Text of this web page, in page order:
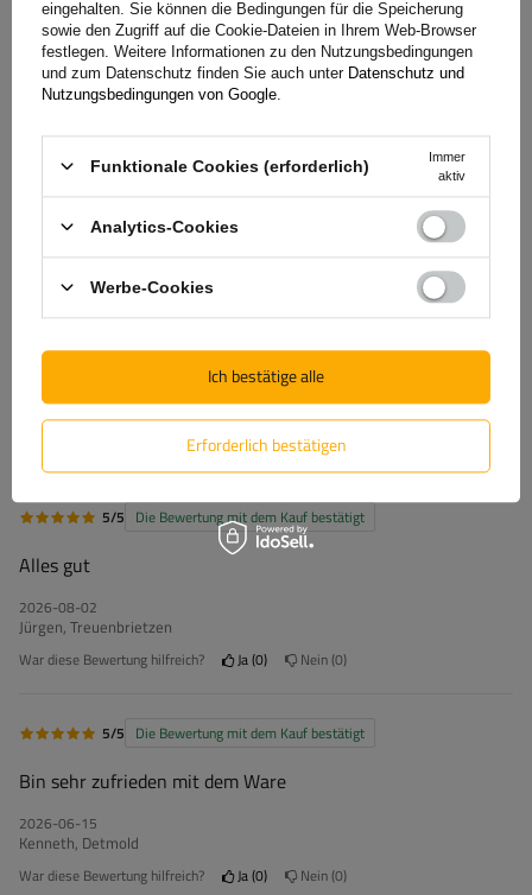
Für Ihre Bewertung erhalten Sie100 Pkt.in
unserem Treueprogramm.
Nur durch Kauf bestätigte Bewertungen anzeigen
(3)
(0)
3
(0)
1
(0)
Klicken Sie auf die Bewertung, um Bewertungen zu filtern
5/5 Die Bewertung mit dem Kauf bestätigt
Alles gut
2026-08-02
Jürgen, Treuenbrietzen
War diese Bewertung hilfreich? Ja 0 Nein 0
5/5 Die Bewertung mit dem Kauf bestätigt
Bin sehr zufrieden mit dem Ware
2026-06-15
Kenneth, Detmold
War diese Bewertung hilfreich? Ja 0 Nein 0
eingehalten. Sie können die Bedingungen für die Speicherung
sowie den Zugriff auf die Cookie-Dateien in Ihrem Web-Browser
festlegen. Weitere Informationen zu den Nutzungsbedingungen
und zum Datenschutz finden Sie auch unter Datenschutz und
Nutzungsbedingungen von Google
Funktionale Cookies (erforderlich)
Immer
aktiv
Analytics-Cookies
Werbe-Cookies
Erforderlich bestätigen
Ich bestätige alle